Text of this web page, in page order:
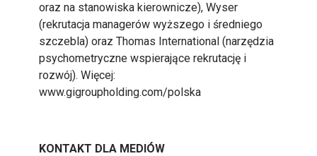
oraz na stanowiska kierownicze), Wyser
(rekrutacja managerów wyższego i średniego
szczebla) oraz Thomas International (narzędzia
psychometryczne wspierające rekrutację i
rozwój). Więcej:
www.gigroupholding.com/polska
KONTAKT DLA MEDIÓW